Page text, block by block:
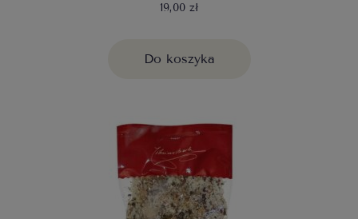
19,00 zł
Do koszyka